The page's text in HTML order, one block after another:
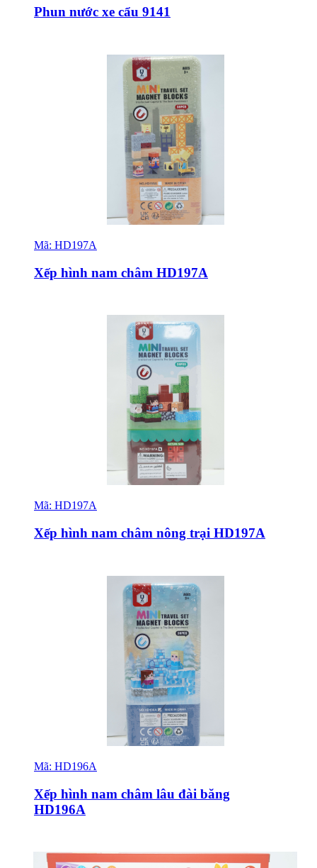
Phun nước xe cẩu 9141
Sỉ & Lẻ
Mã: HD197A
Xếp hình nam châm HD197A
Sỉ & Lẻ
Mã: HD197A
Xếp hình nam châm nông trại HD197A
Sỉ & Lẻ
Mã: HD196A
Xếp hình nam châm lâu đài băng
HD196A